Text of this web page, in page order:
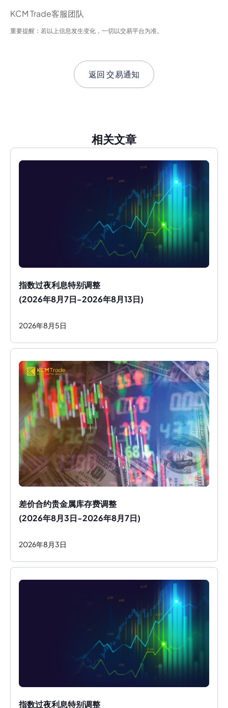
KCM Trade客服团队
重要提醒：若以上信息发生变化，一切以交易平台为准。
返回交易通知
相关文章
指数过夜利息特别调整
(2026年8月7日-2026年8月13日)
2026年8 月 5日
差价合约贵金属库存费调整
(2026年8月3日-2026年8月7日)
2026年8 月 3日
指数过夜利息特别调整